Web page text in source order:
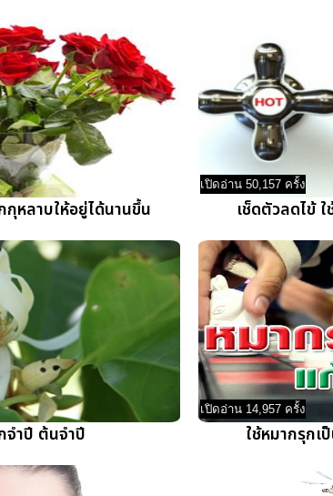
หลาบให้อยู่ได้นานขึ้น
เปิดอ่าน 50,157 ครั้ง
เช็ดตัวลดไข้
จำปี ต้นจำปี
เปิดอ่าน 14,957 ครั้ง
ใช้หมากรุกเ